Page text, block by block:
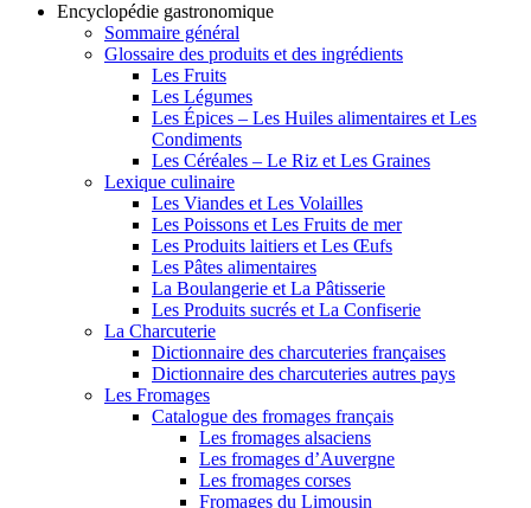
Encyclopédie gastronomique
Sommaire général
Glossaire des produits et des ingrédients
Les Fruits
Les Légumes
Les Épices – Les Huiles alimentaires et Les
Condiments
Les Céréales – Le Riz et Les Graines
Lexique culinaire
Les Viandes et Les Volailles
Les Poissons et Les Fruits de mer
Les Produits laitiers et Les Œufs
Les Pâtes alimentaires
La Boulangerie et La Pâtisserie
Les Produits sucrés et La Confiserie
La Charcuterie
Dictionnaire des charcuteries françaises
Dictionnaire des charcuteries autres pays
Les Fromages
Catalogue des fromages français
Les fromages alsaciens
Les fromages d’Auvergne
Les fromages corses
Fromages du Limousin